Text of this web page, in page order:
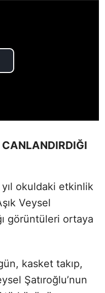
okuldaki etkinlik
Veysel
görüntüleri ortaya
kasket takıp,
Şatıroğlu’nun